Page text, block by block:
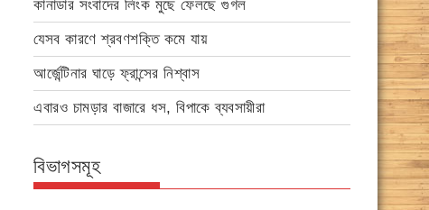
কানাডার সংবাদের লিংক মুছে ফেলছে গুগল
যেসব কারণে শ্রবণশক্তি কমে যায়
আর্জেন্টিনার ঘাড়ে ফ্রান্সের নিশ্বাস
এবারও চামড়ার বাজারে ধস, বিপাকে ব্যবসায়ীরা
বিভাগসমূহ